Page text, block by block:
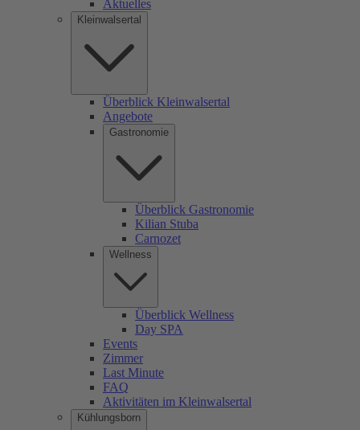
Aktuelles
Kleinwalsertal
Überblick Kleinwalsertal
Angebote
Gastronomie
Überblick Gastronomie
Kilian Stuba
Carnozet
Wellness
Überblick Wellness
Day SPA
Events
Zimmer
Last Minute
FAQ
Aktivitäten im Kleinwalsertal
Kühlungsborn